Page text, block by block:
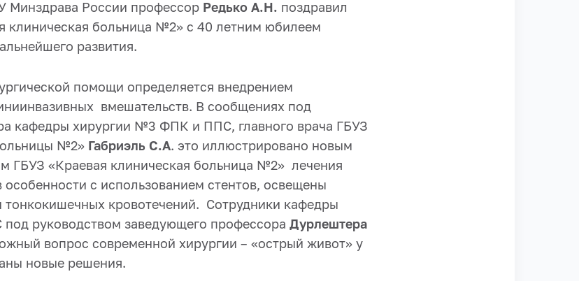
России профессор Редько А.Н. поздравил
клиническая больница №2» с 40 летним юбилеем
развития.
помощи определяется внедрением
вмешательств. В сообщениях под
кафедры хирургии №3 ФПК и ППС, главного врача ГБУЗ
№2» Габриэль С.А. это иллюстрировано новым
ГБУЗ «Краевая клиническая больница №2» лечения
с использованием стентов, освещены
кровотечений. Сотрудники кафедры
руководством заведующего профессора Дурлештера
вопрос современной хирургии – «острый живот» у
новые решения.